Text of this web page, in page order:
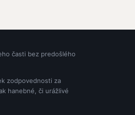
časti bez predošlého
zodpovednosti za
hanebné, či urážlivé